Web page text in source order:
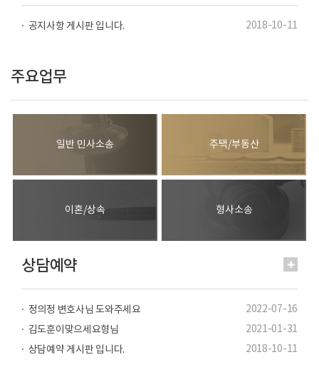
공지사항 게시판 입니다. 2018-10-11
주요업무
일반 민사소송 주택/부동산
이혼/상속 형사소송
상담예약
정의정 변호사님 도와주세요
2022-07-16
김도훈이맞으세요형님
2021-01-31
상담예약 게시판 입니다.
2018-10-11